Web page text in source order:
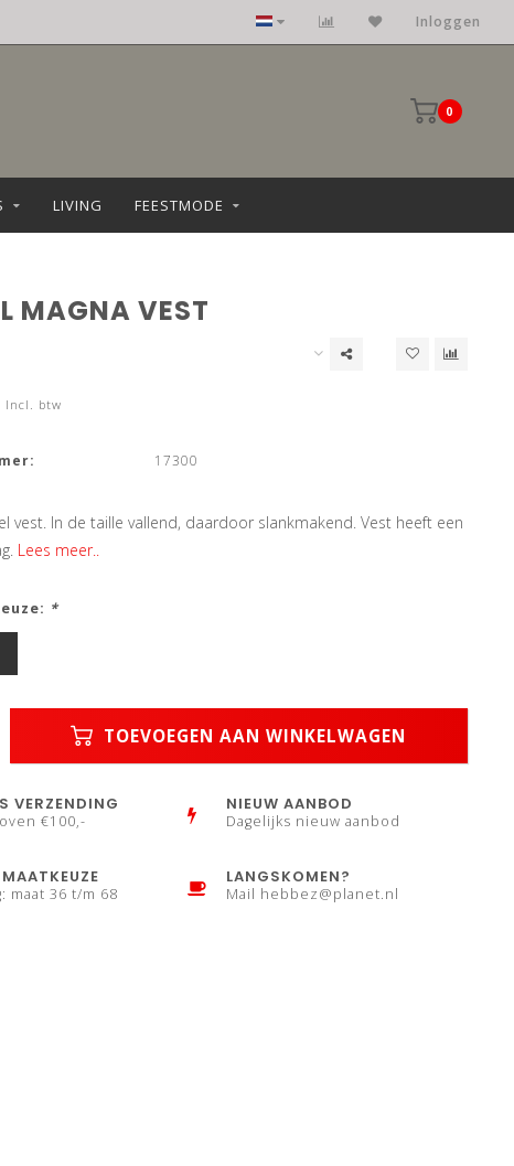
Inloggen
0
LIVING FEESTMODE
MAGNA VEST
Incl. btw
17300
vest. In de taille vallend, daardoor slankmakend. Vest heeft een
Lees meer..
*
TOEVOEGEN AAN WINKELWAGEN
VERZENDING
€100,-
NIEUW AANBOD
Dagelijks nieuw aanbod
maat 36 t/m 68
LANGSKOMEN?
Mail hebbez@planet.nl